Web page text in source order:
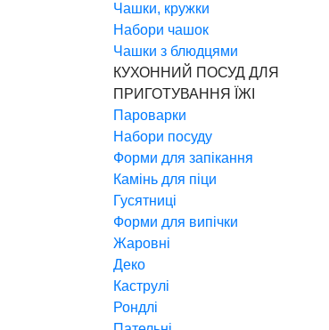
Чашки, кружки
Набори чашок
Чашки з блюдцями
КУХОННИЙ ПОСУД ДЛЯ
ПРИГОТУВАННЯ ЇЖІ
Пароварки
Набори посуду
Форми для запікання
Камінь для піци
Гусятниці
Форми для випічки
Жаровні
Деко
Каструлі
Рондлі